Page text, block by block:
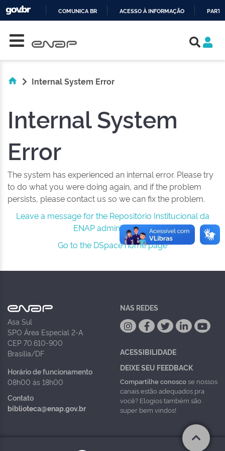
COMUNICA BR ACESSO À INFORMAÇÃO
Internal System Error
Internal System
Error
The system has experienced an internal error. Please try
to do what you were doing again, and if the problem
persists, please contact us so we can fix the problem.
Leave a message for the Repositório Institucional da
ENAP administrators.
Go to the DSpace home page
Asa Sul
SPO Área Especial 2-A
CEP 70.610-900
Brasília/DF
Horário de funcionamento
08h00 às 18h00
Contato
biblioteca@enap.gov.br
NAS REDES
ACESSIBILIDADE
DEIXE SEU FEEDBACK
Compartilhe conoscose nossos
canais estão adequados pra
você? Elogios também são
super bem vindos!